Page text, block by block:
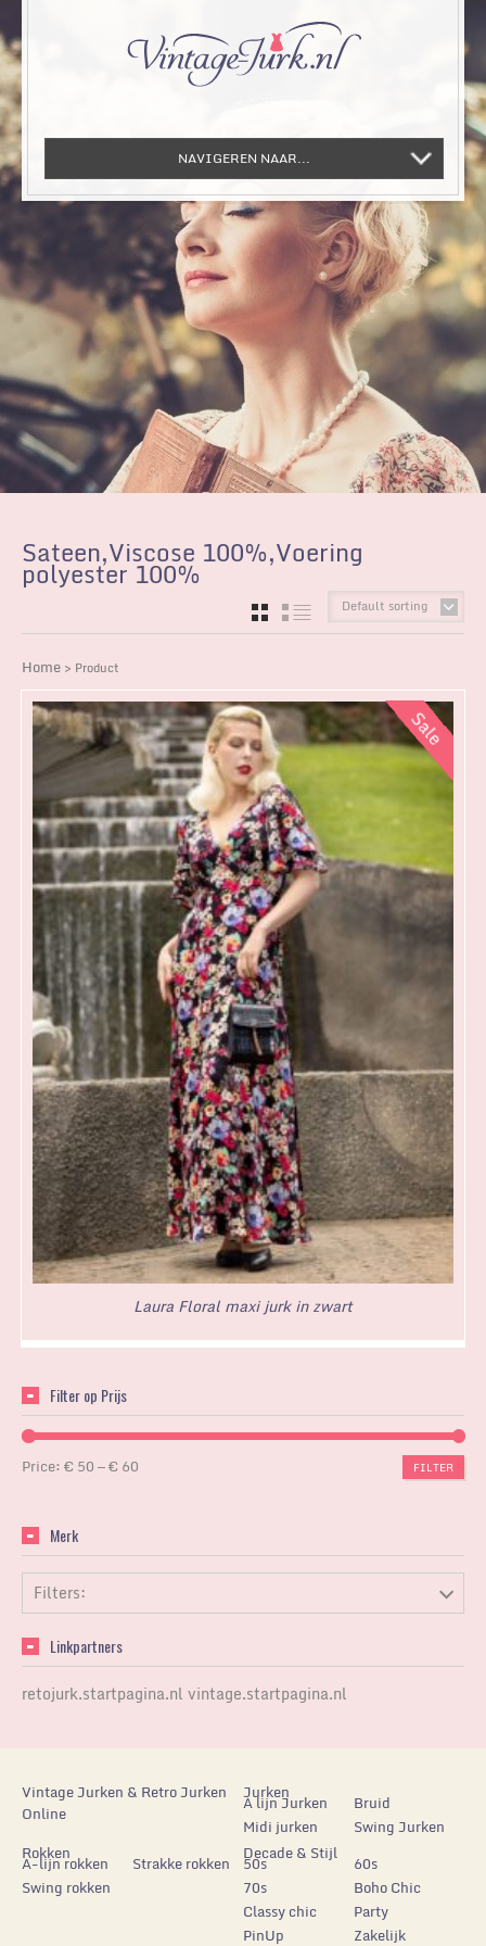
NAVIGEREN NAAR...
Sateen,Viscose 100%,Voering
polyester 100%
Default sorting
GRID LIST
Home > Product
Laura Floral maxi jurk in zwart
Filter op Prijs
FILTER
Price:€ 50—€ 60
Merk
Filters:
Linkpartners
retojurk.startpagina.nl vintage.startpagina.nl
Vintage Jurken & Retro Jurken
Online
Jurken
A lijn Jurken
Bruid
Midi jurken
Swing Jurken
Rokken
A-lijn rokken
Strakke rokken
Swing rokken
Decade & Stijl
50s
60s
70s
Boho Chic
Classy chic
Party
PinUp
Zakelijk